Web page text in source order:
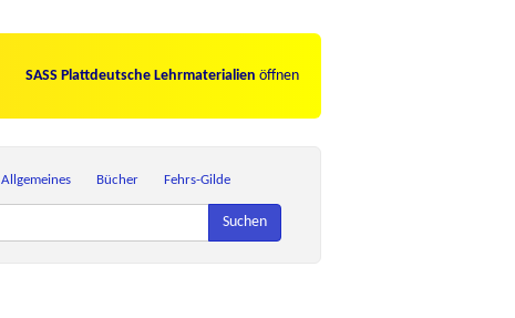
SASS Plattdeutsche Lehrmaterialien öffnen
Allgemeines Bücher Fehrs-Gilde
Suchen